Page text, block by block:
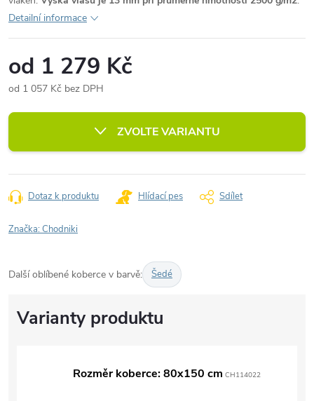
Detailní informace
od 1 279 Kč
od 1 057 Kč bez DPH
cena:
ZVOLTE VARIANTU
Dotaz k produktu Hlídací pes Sdílet
Značka:Chodniki
Další oblíbené koberce v barvě: Šedé
Rozměr koberce: 80x150 cm CH114022